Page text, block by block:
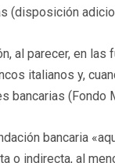
(disposición
al parecer, en las
italianos y,
(Fondo
bancaria
o indirecta, al